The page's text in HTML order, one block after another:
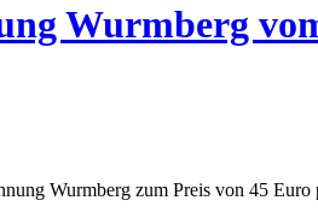
Wurmberg
Wurmberg zum Preis von 45 Euro